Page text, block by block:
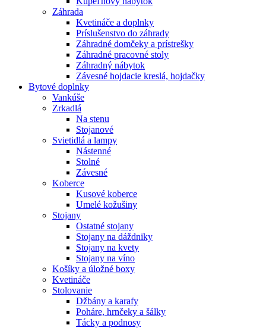
Záhrada
Kvetináče a doplnky
Príslušenstvo do záhrady
Záhradné domčeky a prístrešky
Záhradné pracovné stoly
Záhradný nábytok
Závesné hojdacie kreslá, hojdačky
Bytové doplnky
Vankúše
Zrkadlá
Na stenu
Stojanové
Svietidlá a lampy
Nástenné
Stolné
Závesné
Koberce
Kusové koberce
Umelé kožušiny
Stojany
Ostatné stojany
Stojany na dáždniky
Stojany na kvety
Stojany na víno
Košíky a úložné boxy
Kvetináče
Stolovanie
Džbány a karafy
Poháre, hrnčeky a šálky
Tácky a podnosy